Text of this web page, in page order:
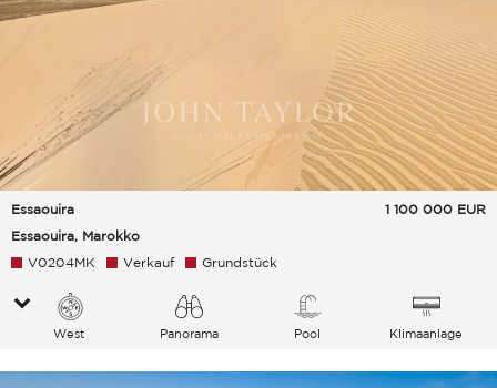
Essaouira
Essaouira, Marokko
1 100 000 EUR
V0204MK Verkauf Grundstück
West Panorama Pool Klimaanlage